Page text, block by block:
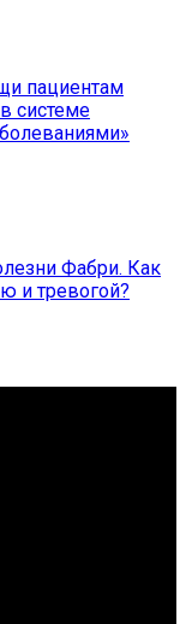
пациентам
системе
Фабри. Как
и тревогой?